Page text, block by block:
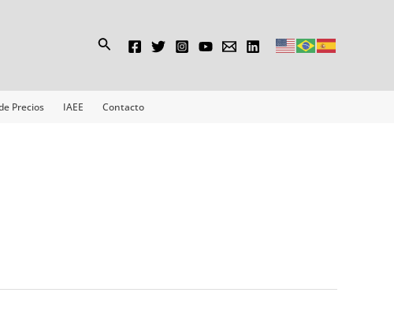
Buscar
Precios IAEE Contacto